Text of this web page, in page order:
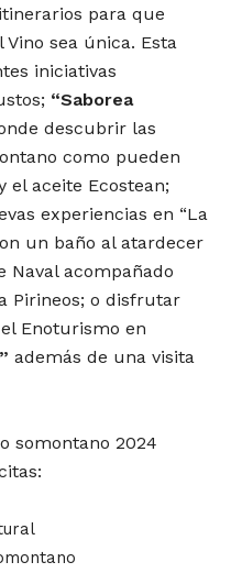
para que
sea única. Esta
iniciativas
“Saborea
descubrir las
como pueden
el aceite Ecostean;
experiencias en “La
un baño al atardecer
Naval acompañado
Pirineos; o disfrutar
Enoturismo en
además de una visita
somontano 2024